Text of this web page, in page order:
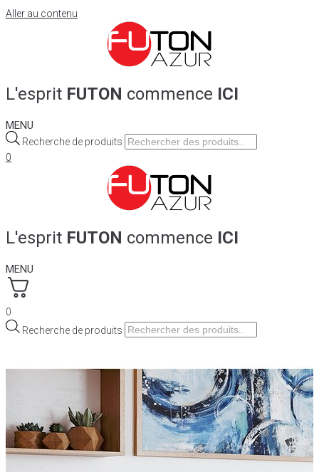
Aller au contenu
L'esprit FUTON commence ICI
MENU
Recherche de produits
0
L'esprit FUTON commence ICI
MENU
0
Recherche de produits